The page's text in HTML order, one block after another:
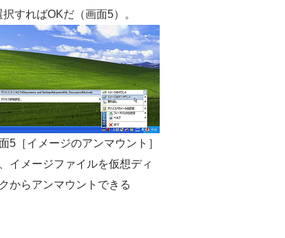
すればOKだ（画面5）。
5［イメージのアンマウント］
イメージファイルを仮想ディ
からアンマウントできる